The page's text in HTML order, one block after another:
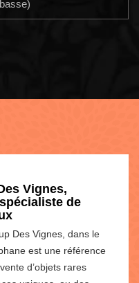
Vignes,
de
Des Vignes, dans le
est une référence
d’objets rares